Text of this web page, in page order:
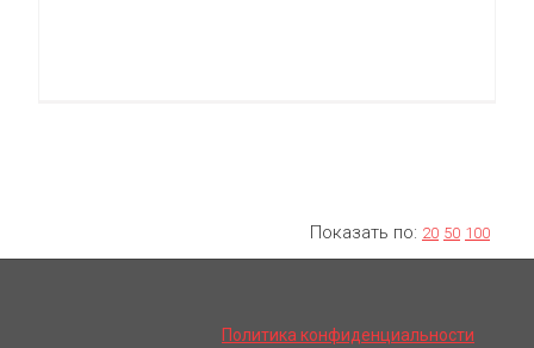
Показать по: 20 50 100
Политика конфиденциальности